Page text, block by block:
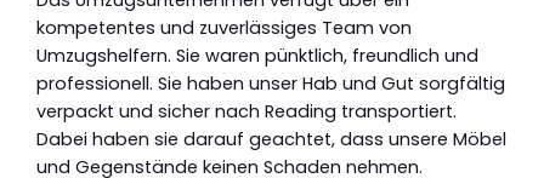
kompetentes und zuverlässiges Team von
Umzugshelfern. Sie waren pünktlich, freundlich und
professionell. Sie haben unser Hab und Gut sorgfältig
verpackt und sicher nach Reading transportiert.
Dabei haben sie darauf geachtet, dass unsere Möbel
und Gegenstände keinen Schaden nehmen.